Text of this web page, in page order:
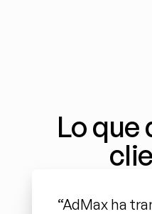
Lo que
“AdMax ha